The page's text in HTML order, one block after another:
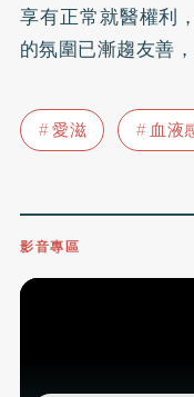
享有正常就醫權利
的氛圍已漸趨友善
愛滋 血液
影音專區